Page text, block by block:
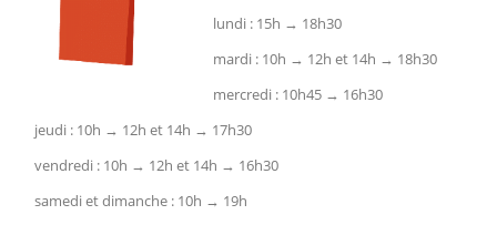
lundi : 15h → 18h30
mardi : 10h → 12h et 14h → 18h30
mercredi : 10h45 → 16h30
jeudi : 10h → 12h et 14h → 17h30
vendredi : 10h → 12h et 14h → 16h30
samedi et dimanche : 10h → 19h